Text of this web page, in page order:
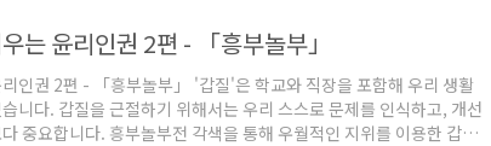
는 윤리인권 2편 - 「흥부놀부」
인권 2편 - 「흥부놀부」 '갑질'은 학교와 직장을 포함해 우리 생활
니다. 갑질을 근절하기 위해서는 우리 스스로 문제를 인식하고, 개선
중요합니다. 흥부놀부전 각색을 통해 우월적인 지위를 이용한 갑질